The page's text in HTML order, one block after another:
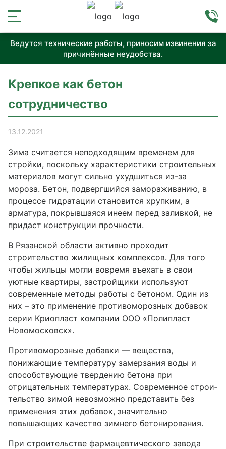
Ведутся технические работы, приносим извинения за
причинённые неудобства.
Крепкое как бетон
сотрудничество
13.12.2021
Зима считается неподходящим временем для
стройки, поскольку характеристики строительных
материалов могут сильно ухудшиться из-за
мороза. Бетон, подвергшийся замораживанию, в
процессе гидратации становится хрупким, а
арматура, покрывшаяся инеем перед заливкой, не
придаст конструкции прочности.
В Рязанской области активно проходит
строительство жилищных комплексов. Для того
чтобы жильцы могли вовремя въехать в свои
уютные квартиры, застройщики используют
современные методы работы с бетоном. Один из
них – это применение противоморозных добавок
серии Криопласт компании ООО «Полипласт
Новомосковск».
Противоморозные добавки — вещества,
понижающие температуру замерзания воды и
способствующие твердению бетона при
отрицательных температурах. Современное строи­
тельство зимой невозможно представить без
применения этих добавок, значительно
повышающих качество зимнего бетонирования.
При строительстве фармацевтического завода